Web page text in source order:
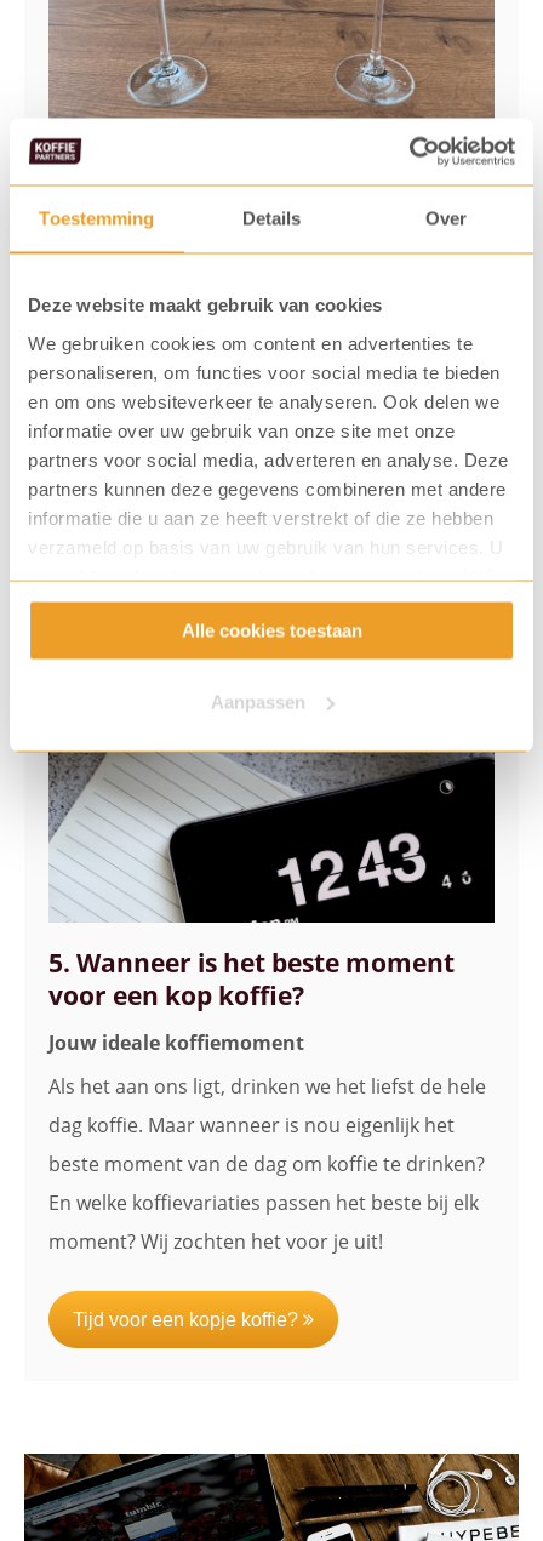
Toestemming Details Over
Deze website maakt gebruik van cookies
We gebruiken cookies om content en advertenties te
personaliseren, om functies voor social media te bieden
en om ons websiteverkeer te analyseren. Ook delen we
informatie over uw gebruik van onze site met onze
partners voor social media, adverteren en analyse. Deze
partners kunnen deze gegevens combineren met andere
informatie die u aan ze heeft verstrekt of die ze hebben
verzameld op basis van uw gebruik van hun services. U
gaat akkoord met onze cookies als u onze website blijft
gebruiken.
Alle cookies toestaan
Aanpassen
4. Recept: Virgin Espresso Martini
Alcoholvrije koffie cocktail
Met dit recept kun je ook op je werk genieten
van een heerlijke alcoholvrije koffie cocktail! Met
slechts een paar ingrediënten en stappen is
jouwvirgin esma zo gemaakt!
Aan de slag met dit koffierecept
5. Wanneer is het beste moment
voor een kop koffie?
Jouw ideale koffiemoment
Als het aan ons ligt, drinken we het liefst de hele
dag koffie. Maar wanneer is nou eigenlijk het
beste moment van de dag om koffie te drinken?
En welke koffievariaties passen het beste bij elk
moment? Wij zochten het voor je uit!
Tijd voor een kopje koffie?